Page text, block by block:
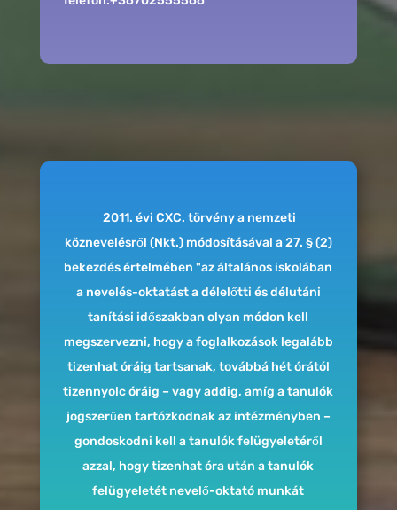
2011. évi CXC. törvény a nemzeti
köznevelésről (Nkt.) módosításával a 27. § (2)
bekezdés értelmében "az általános iskolában
a nevelés-oktatást a délelőtti és délutáni
tanítási időszakban olyan módon kell
megszervezni, hogy a foglalkozások legalább
tizenhat óráig tartsanak, továbbá hét órától
tizennyolc óráig – vagy addig, amíg a tanulók
jogszerűen tartózkodnak az intézményben –
gondoskodni kell a tanulók felügyeletéről
azzal, hogy tizenhat óra után a tanulók
felügyeletét nevelő-oktató munkát